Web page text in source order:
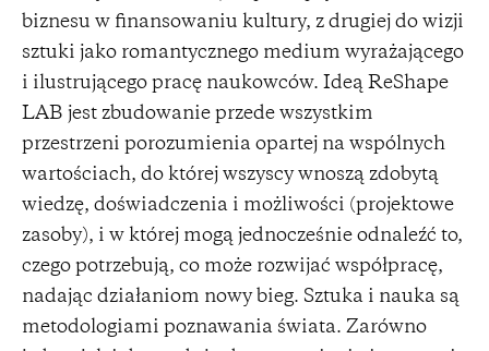
biznesu w finansowaniu kultury, z drugiej do wizji
sztuki jako romantycznego medium wyrażającego
i ilustrującego pracę naukowców. Ideą ReShape
LAB jest zbudowanie przede wszystkim
przestrzeni porozumienia opartej na wspólnych
wartościach, do której wszyscy wnoszą zdobytą
wiedzę, doświadczenia i możliwości (projektowe
zasoby), i w której mogą jednocześnie odnaleźć to,
czego potrzebują, co może rozwijać współpracę,
nadając działaniom nowy bieg. Sztuka i nauka są
metodologiami poznawania świata. Zarówno